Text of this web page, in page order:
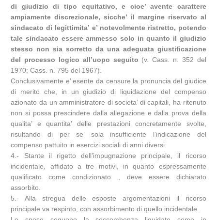
di giudizio di tipo equitativo, e cioe’ avente carattere
ampiamente discrezionale, sicche’ il margine riservato al
sindacato di legittimita’ e’ notevolmente ristretto, potendo
tale sindacato essere ammesso solo in quanto il giudizio
stesso non sia sorretto da una adeguata giustificazione
del processo logico all’uopo seguito (v. Cass. n. 352 del
1970; Cass. n. 795 del 1967).
Conclusivamente e’ esente da censure la pronuncia del giudice
di merito che, in un giudizio di liquidazione del compenso
azionato da un amministratore di societa’ di capitali, ha ritenuto
non si possa prescindere dalla allegazione e dalla prova della
qualita’ e quantita’ delle prestazioni concretamente svolte,
risultando di per se’ sola insufficiente l’indicazione del
compenso pattuito in esercizi sociali di anni diversi.
4.- Stante il rigetto dell’impugnazione principale, il ricorso
incidentale, affidato a tre motivi, in quanto espressamente
qualificato come condizionato , deve essere dichiarato
assorbito.
5.- Alla stregua delle esposte argomentazioni il ricorso
principale va respinto, con assorbimento di quello incidentale.